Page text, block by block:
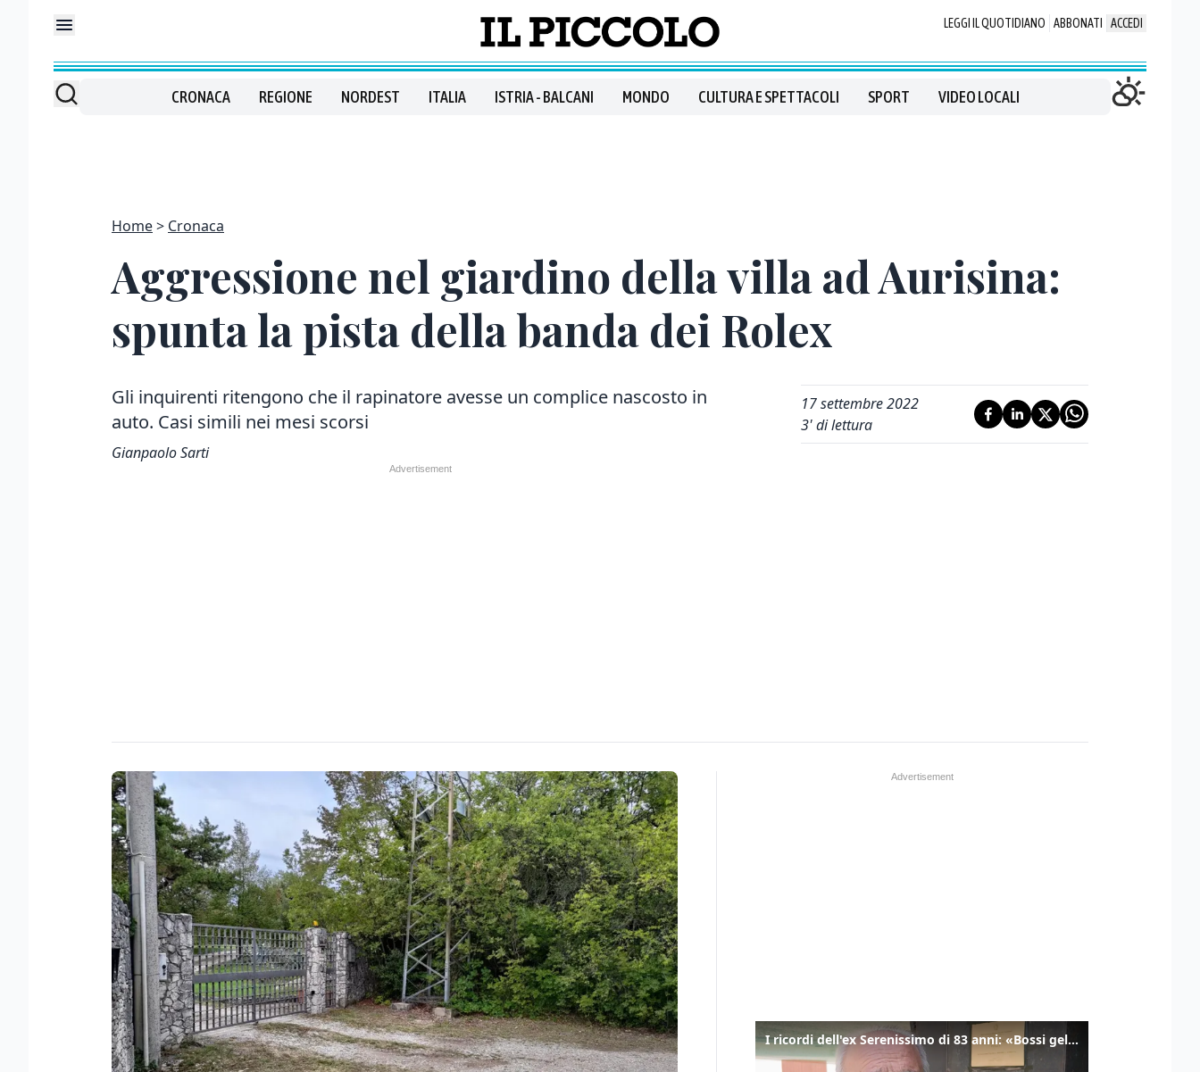
LEGGI IL QUOTIDIANO ABBONATI ACCEDI
CRONACA REGIONE NORDEST ITALIA ISTRIA - BALCANI MONDO CULTURA E SPETTACOLI SPORT VIDEO LOCALI
Home Cronaca
Aggressione nel giardino della villa ad Aurisina:
spunta la pista della banda dei Rolex
Gli inquirenti ritengono che il rapinatore avesse un complice nascosto in
auto. Casi simili nei mesi scorsi
Gianpaolo Sarti
17 settembre 2022
3' di lettura
I ricordi dell'ex Serenissimo di 83 anni: «Bossi geloso di noi, in carcere mi cantavano l’inno di San Marco»